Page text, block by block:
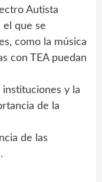
Autista
el que se
como la música
con TEA puedan
instituciones y la
de la
de las